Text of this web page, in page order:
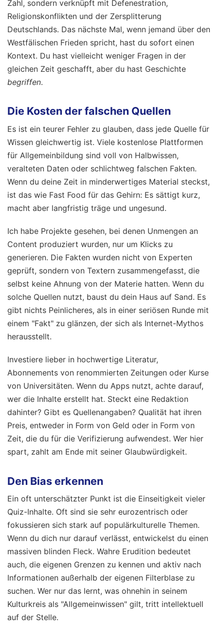
Zahl, sondern verknüpft mit Defenestration,
Religionskonflikten und der Zersplitterung
Deutschlands. Das nächste Mal, wenn jemand über den
Westfälischen Frieden spricht, hast du sofort einen
Kontext. Du hast vielleicht weniger Fragen in der
gleichen Zeit geschafft, aber du hast Geschichte
begriffen.
Die Kosten der falschen Quellen
Es ist ein teurer Fehler zu glauben, dass jede Quelle für
Wissen gleichwertig ist. Viele kostenlose Plattformen
für Allgemeinbildung sind voll von Halbwissen,
veralteten Daten oder schlichtweg falschen Fakten.
Wenn du deine Zeit in minderwertiges Material steckst,
ist das wie Fast Food für das Gehirn: Es sättigt kurz,
macht aber langfristig träge und ungesund.
Ich habe Projekte gesehen, bei denen Unmengen an
Content produziert wurden, nur um Klicks zu
generieren. Die Fakten wurden nicht von Experten
geprüft, sondern von Textern zusammengefasst, die
selbst keine Ahnung von der Materie hatten. Wenn du
solche Quellen nutzt, baust du dein Haus auf Sand. Es
gibt nichts Peinlicheres, als in einer seriösen Runde mit
einem "Fakt" zu glänzen, der sich als Internet-Mythos
herausstellt.
Investiere lieber in hochwertige Literatur,
Abonnements von renommierten Zeitungen oder Kurse
von Universitäten. Wenn du Apps nutzt, achte darauf,
wer die Inhalte erstellt hat. Steckt eine Redaktion
dahinter? Gibt es Quellenangaben? Qualität hat ihren
Preis, entweder in Form von Geld oder in Form von
Zeit, die du für die Verifizierung aufwendest. Wer hier
spart, zahlt am Ende mit seiner Glaubwürdigkeit.
Den Bias erkennen
Ein oft unterschätzter Punkt ist die Einseitigkeit vieler
Quiz-Inhalte. Oft sind sie sehr eurozentrisch oder
fokussieren sich stark auf populärkulturelle Themen.
Wenn du dich nur darauf verlässt, entwickelst du einen
massiven blinden Fleck. Wahre Erudition bedeutet
auch, die eigenen Grenzen zu kennen und aktiv nach
Informationen außerhalb der eigenen Filterblase zu
suchen. Wer nur das lernt, was ohnehin in seinem
Kulturkreis als "Allgemeinwissen" gilt, tritt intellektuell
auf der Stelle.